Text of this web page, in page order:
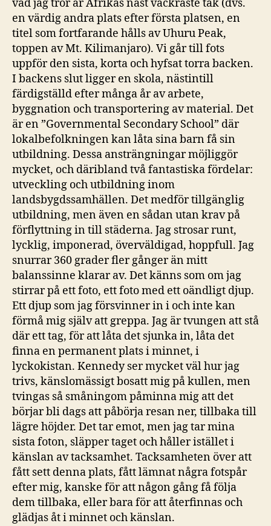
vad jag tror är Afrikas näst vackraste tak (dvs.
en värdig andra plats efter första platsen, en
titel som fortfarande hålls av Uhuru Peak,
toppen av Mt. Kilimanjaro). Vi går till fots
uppför den sista, korta och hyfsat torra backen.
I backens slut ligger en skola, nästintill
färdigställd efter många år av arbete,
byggnation och transportering av material. Det
är en ”Governmental Secondary School” där
lokalbefolkningen kan låta sina barn få sin
utbildning. Dessa ansträngningar möjliggör
mycket, och däribland två fantastiska fördelar:
utveckling och utbildning inom
landsbygdssamhällen. Det medför tillgänglig
utbildning, men även en sådan utan krav på
förflyttning in till städerna. Jag strosar runt,
lycklig, imponerad, överväldigad, hoppfull. Jag
snurrar 360 grader fler gånger än mitt
balanssinne klarar av. Det känns som om jag
stirrar på ett foto, ett foto med ett oändligt djup.
Ett djup som jag försvinner in i och inte kan
förmå mig själv att greppa. Jag är tvungen att stå
där ett tag, för att låta det sjunka in, låta det
finna en permanent plats i minnet, i
lyckokistan. Kennedy ser mycket väl hur jag
trivs, känslomässigt bosatt mig på kullen, men
tvingas så småningom påminna mig att det
börjar bli dags att påbörja resan ner, tillbaka till
lägre höjder. Det tar emot, men jag tar mina
sista foton, släpper taget och håller istället i
känslan av tacksamhet. Tacksamheten över att
fått sett denna plats, fått lämnat några fotspår
efter mig, kanske för att någon gång få följa
dem tillbaka, eller bara för att återfinnas och
glädjas åt i minnet och känslan.